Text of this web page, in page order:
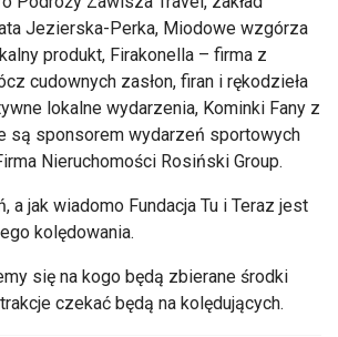
Jezierska-Perka, Miodowe wzgórza
produkt, Firakonella – firma z
cudownych zasłon, firan i rękodzieła
lokalne wydarzenia, Kominki Fany z
są sponsorem wydarzeń sportowych
Nieruchomości Rosiński Group.
a jak wiadomo Fundacja Tu i Teraz jest
kolędowania.
się na kogo będą zbierane środki
czekać będą na kolędujących.